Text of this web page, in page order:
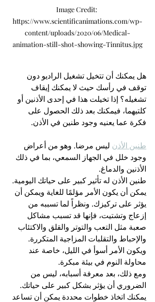
Image Credit:
https://www.scientificanimations.com/wp-
content/uploads/2020/06/Medical-
animation-still-shot-showing-Tinnitus.jpg
هل يمكنك أن تتخيل تشغيل الراديو دون
توقف في رأسك حيث لا يمكنك إيقاف
تشغيله؟ إذا تخيلت هذا في إحدى الأذنين أو
كلتيهما، فيمكنك بعد ذلك الحصول على
فكرة عما يعنيه وجود طنين في الأذن.
طنين الأذن ليس مرضا. وهو من أعراض
وجود خلل في الجهاز السمعي، بما في ذلك
الأذنين والدماغ.
طنين الأذن له تأثير كبير على حياتك اليومية.
يمكن أن يكون الأمر مؤلمًا للغاية ويمكن أن
يؤثر على تركيزك. ونظراً لما تسببه من
إزعاج وتشتيت، فإنها قد تسبب مشاكل
صعبة مثل التعب والتوتر والقلق والاكتئاب
والإحباط والتقلبات المزاجية المتكررة.
ويكون الأمر أسوأ في الليل، خاصة عند
محاولة النوم في بيئة مبكرة.
ومع ذلك، بعد معرفة أسبابه، ليس من
الضروري أن يؤثر بشكل كبير على حياتك.
يمكنك اتخاذ خطوات محددة يمكن أن تساعد